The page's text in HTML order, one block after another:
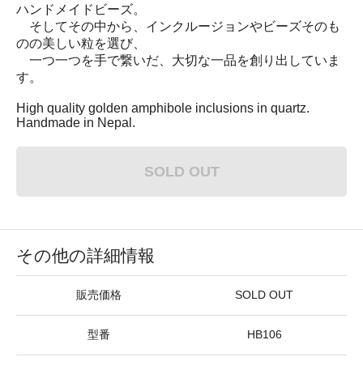
ハンドメイドビーズ。
そしてその中から、インクルージョンやビーズそのも
のの美しい粒を選び、
一つ一つを手で繋いだ、大切な一品を創り出していま
す。
High quality golden amphibole inclusions in quartz.
Handmade in Nepal.
SOLD OUT
その他の詳細情報
販売価格 SOLD OUT
型番 HB106